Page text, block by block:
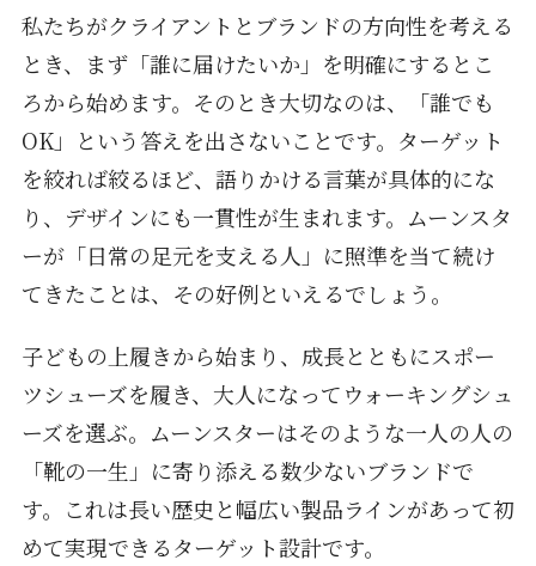
私たちがクライアントとブランドの方向性を考える
とき、まず「誰に届けたいか」を明確にするとこ
ろから始めます。そのとき大切なのは、「誰でも
OK」という答えを出さないことです。ターゲット
を絞れば絞るほど、語りかける言葉が具体的にな
り、デザインにも一貫性が生まれます。ムーンスタ
ーが「日常の足元を支える人」に照準を当て続け
てきたことは、その好例といえるでしょう。
子どもの上履きから始まり、成長とともにスポー
ツシューズを履き、大人になってウォーキングシュ
ーズを選ぶ。ムーンスターはそのような一人の人の
「靴の一生」に寄り添える数少ないブランドで
す。これは長い歴史と幅広い製品ラインがあって初
めて実現できるターゲット設計です。